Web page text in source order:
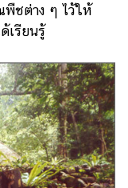
พืชต่าง ๆ ไว้ให้
เรียนรู้